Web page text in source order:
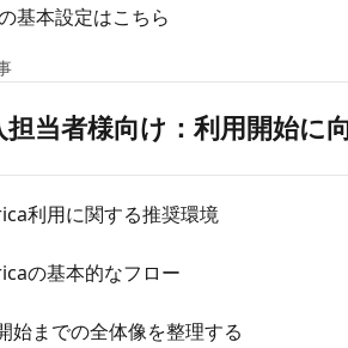
基本設定はこちら
担当者様向け：利用開始に
利用に関する推奨環境
の基本的なフロー
始までの全体像を整理する